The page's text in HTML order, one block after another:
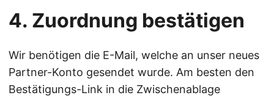
4. Zuordnung bestätigen
Wir benötigen die E-Mail, welche an unser neues
Partner-Konto gesendet wurde. Am besten den
Bestätigungs-Link in die Zwischenablage